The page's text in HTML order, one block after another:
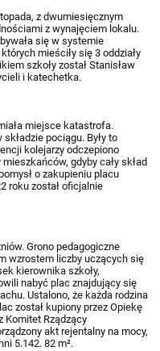
z dwumiesięcznym
z wynajęciem lokalu.
się w systemie
mieściły się 3 oddziały
szkoły został Stanisław
i katechetka.
miejsce katastrofa.
pociągu. Były to
kolejarzy odczepiono
gdyby cały skład
o zakupieniu placu
roku został oficjalnie
Grono pedagogiczne
wzrostem liczby uczących się
kierownika szkoły,
nabyć plac znajdujący się
Ustalono, że każda rodzina
został kupiony przez Opiekę
Komitet Rządzący
akt rejentalny na mocy,
5.142. 82 m².